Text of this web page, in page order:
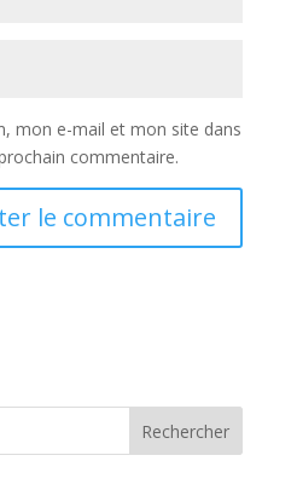
mon e-mail et mon site dans
commentaire.
Rechercher